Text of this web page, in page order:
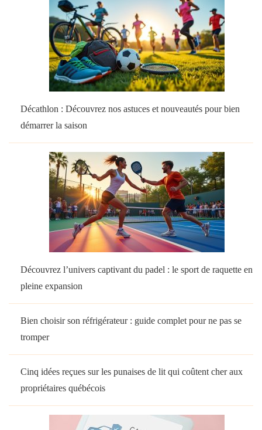
Décathlon : Découvrez nos astuces et nouveautés pour bien
démarrer la saison
Découvrez l’univers captivant du padel : le sport de raquette en
pleine expansion
Bien choisir son réfrigérateur : guide complet pour ne pas se
tromper
Cinq idées reçues sur les punaises de lit qui coûtent cher aux
propriétaires québécois